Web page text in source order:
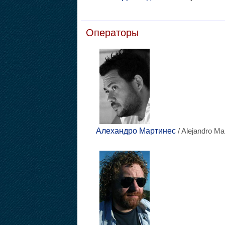
Операторы
Алехандро Мартинес/ Alejandro